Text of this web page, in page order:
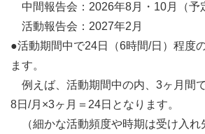
中間報告会：2026年8月・10月（予
活動報告会：2027年2月
●活動期間中で24日（6時間/日）程度
ます。
例えば、活動期間中の内、3ヶ月間
8日/月×3ヶ月＝24日となります。
（細かな活動頻度や時期は受け入れ